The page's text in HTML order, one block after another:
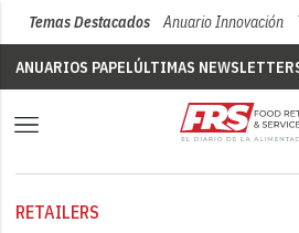
Temas Destacados Anuario Innovación
ANUARIOS PAPELÚLTIMAS
RETAILERS